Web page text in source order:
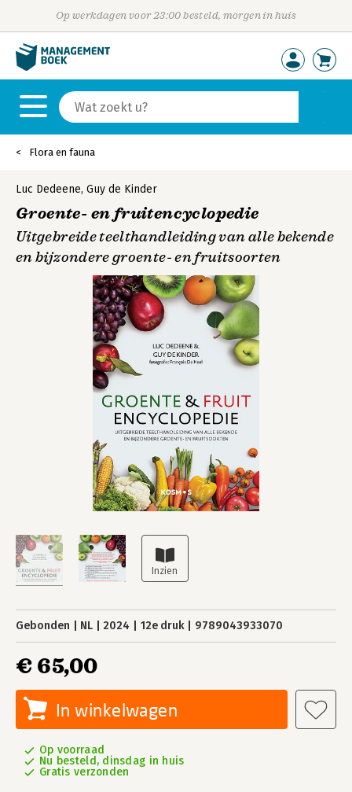
Op werkdagen voor 23:00 besteld, morgen in huis
Flora en fauna
Luc Dedeene, Guy de Kinder
Groente- en fruitencyclopedie
Uitgebreide teelthandleiding van alle bekende
en bijzondere groente- en fruitsoorten
Gebonden NL 2024 12e druk 9789043933070
€ 65,00
In winkelwagen
Op voorraad
Nu besteld, dinsdag in huis
Gratis verzonden